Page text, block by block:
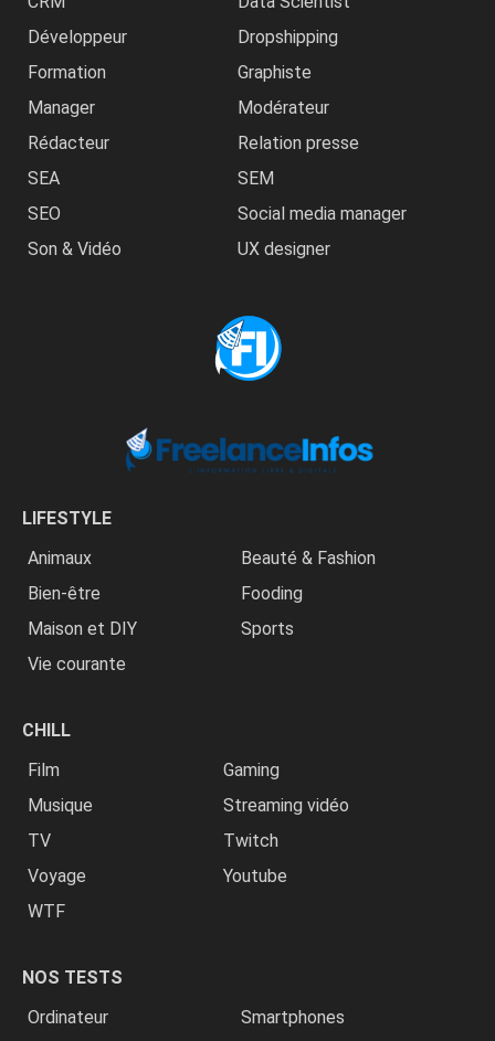
Développeur
Dropshipping
Formation
Graphiste
Manager
Modérateur
Rédacteur
Relation presse
SEA
SEM
SEO
Social media manager
Son & Vidéo
UX designer
LIFESTYLE
Animaux
Beauté & Fashion
Bien-être
Fooding
Maison et DIY
Sports
Vie courante
CHILL
Film
Gaming
Musique
Streaming vidéo
TV
Twitch
Voyage
Youtube
WTF
NOS TESTS
Ordinateur
Smartphones